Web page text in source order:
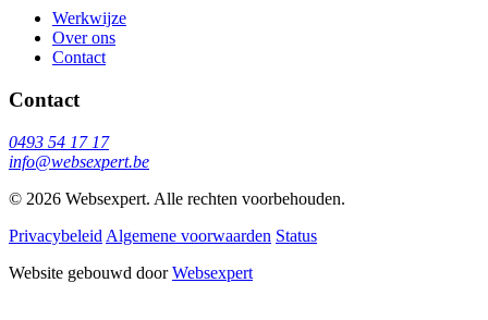
Werkwijze
Over ons
Contact
Contact
0493 54 17 17
info@websexpert.be
© 2026 Websexpert. Alle rechten voorbehouden.
Privacybeleid Algemene voorwaarden Status
Website gebouwd doorWebsexpert